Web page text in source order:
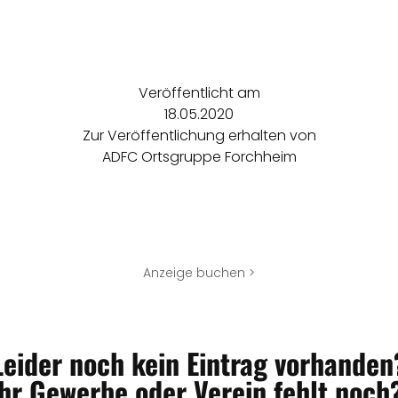
Veröffentlicht am
18.05.2020
Zur Veröffentlichung erhalten von
ADFC Ortsgruppe Forchheim
Anzeige buchen >
noch kein Eintrag